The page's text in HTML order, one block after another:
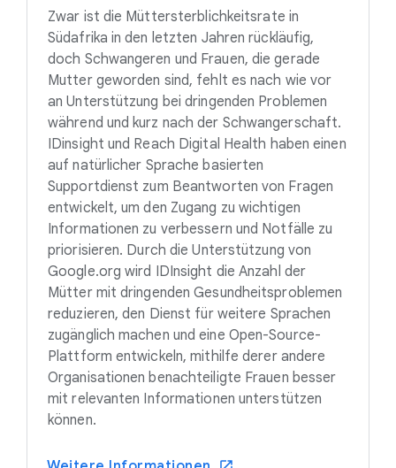
Zwar ist die Müttersterblichkeitsrate in
Südafrika in den letzten Jahren rückläufig,
doch Schwangeren und Frauen, die gerade
Mutter geworden sind, fehlt es nach wie vor
an Unterstützung bei dringenden Problemen
während und kurz nach der Schwangerschaft.
IDinsight und Reach Digital Health haben einen
auf natürlicher Sprache basierten
Supportdienst zum Beantworten von Fragen
entwickelt, um den Zugang zu wichtigen
Informationen zu verbessern und Notfälle zu
priorisieren. Durch die Unterstützung von
Google.org wird IDInsight die Anzahl der
Mütter mit dringenden Gesundheitsproblemen
reduzieren, den Dienst für weitere Sprachen
zugänglich machen und eine Open-Source-
Plattform entwickeln, mithilfe derer andere
Organisationen benachteiligte Frauen besser
mit relevanten Informationen unterstützen
können.